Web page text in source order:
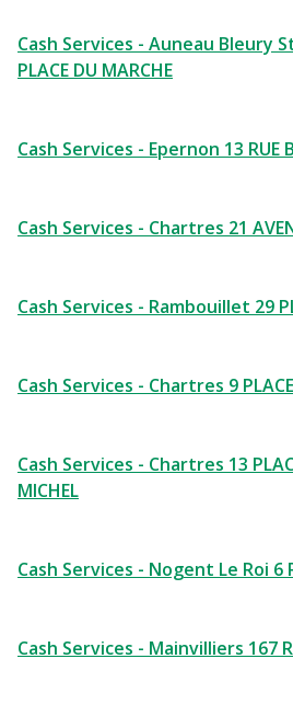
Cash Services - Auneau Bleury
PLACE DU MARCHE
Cash Services - Epernon 13 RUE
Cash Services - Chartres 21
Cash Services - Rambouillet 29
Cash Services - Chartres 9
Cash Services - Chartres 13
MICHEL
Cash Services - Nogent Le Roi 6
Cash Services - Mainvilliers 167